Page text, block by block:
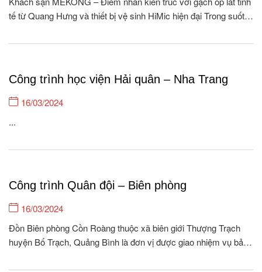
tế từ Quang Hưng và thiết bị vệ sinh HiMic hiện đại Trong suốt
cung cấp gạch ốp lát & Thiết bị vệ...
Công trình học viện Hải quân – Nha Trang
16/03/2024
...
Công trình Quân đội – Biên phòng
16/03/2024
Đồn Biên phòng Cồn Roàng thuộc xã biên giới Thượng Trạch
huyện Bố Trạch, Quảng Bình là đơn vị được giao nhiệm vụ bảo